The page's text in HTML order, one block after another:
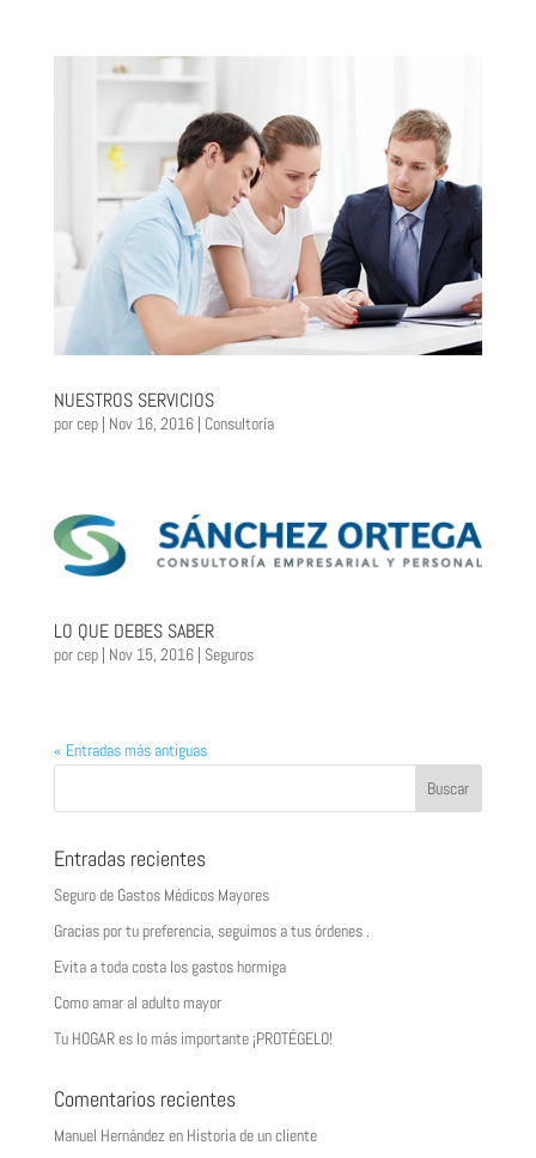
NUESTROS SERVICIOS
porcep| Nov 16, 2016| Consultoría
LO QUE DEBES SABER
porcep| Nov 15, 2016| Seguros
« Entradas más antiguas
Entradas recientes
Seguro de Gastos Médicos Mayores
Gracias por tu preferencia, seguimos a tus órdenes .
Evita a toda costa los gastos hormiga
Como amar al adulto mayor
Tu HOGAR es lo más importante ¡PROTÉGELO!
Comentarios recientes
Manuel Hernándezen Historia de un cliente